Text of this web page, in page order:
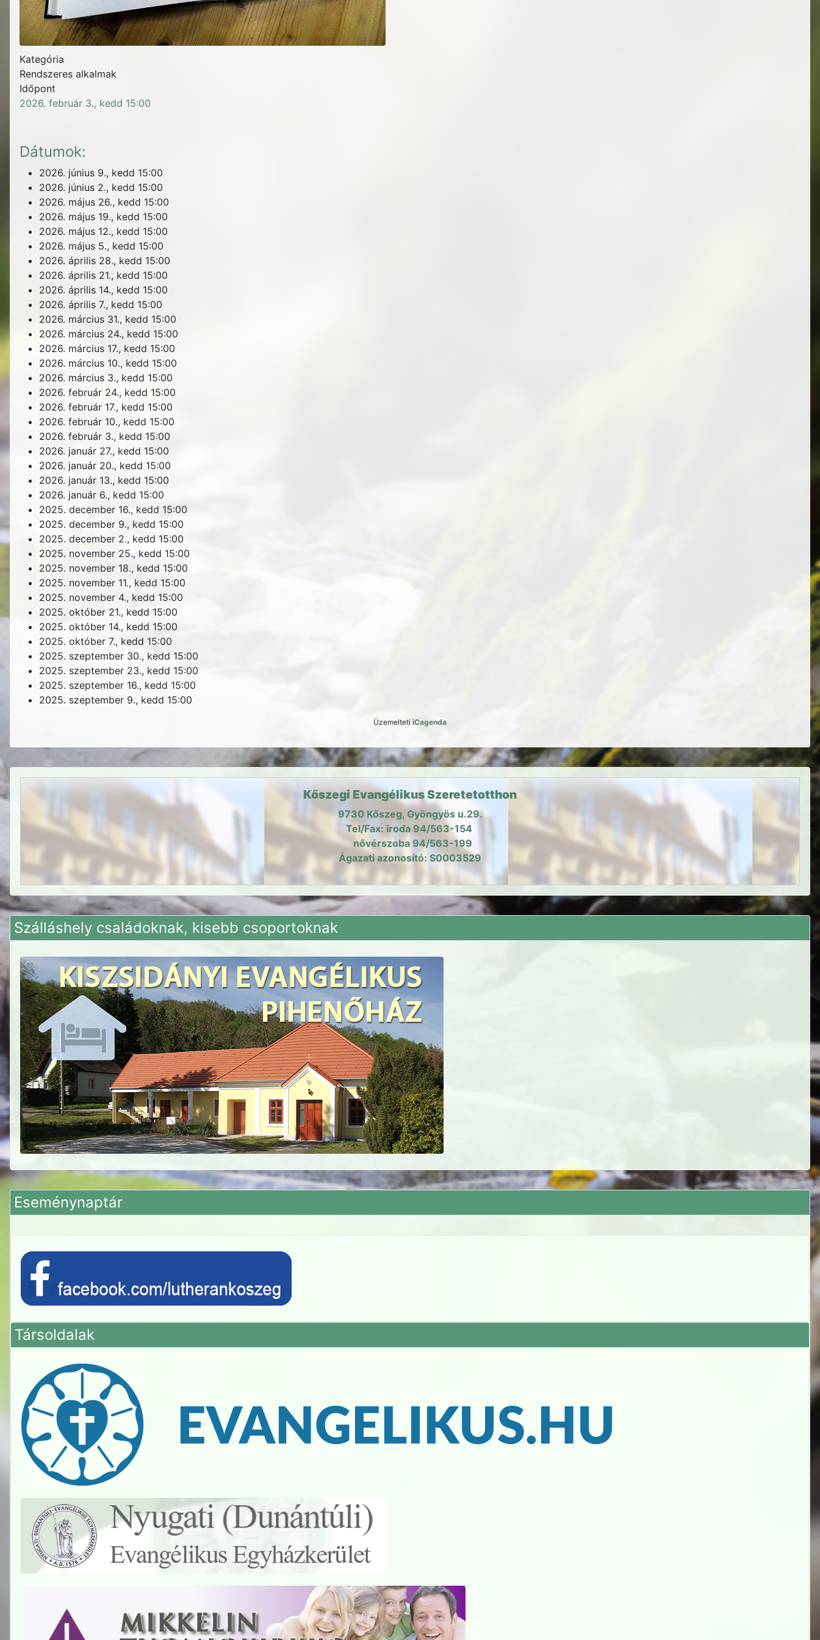
Kategória
Rendszeres alkalmak
Időpont
2026. február 3., kedd 15:00
Dátumok:
2026. június 9., kedd 15:00
2026. június 2., kedd 15:00
2026. május 26., kedd 15:00
2026. május 19., kedd 15:00
2026. május 12., kedd 15:00
2026. május 5., kedd 15:00
2026. április 28., kedd 15:00
2026. április 21., kedd 15:00
2026. április 14., kedd 15:00
2026. április 7., kedd 15:00
2026. március 31., kedd 15:00
2026. március 24., kedd 15:00
2026. március 17., kedd 15:00
2026. március 10., kedd 15:00
2026. március 3., kedd 15:00
2026. február 24., kedd 15:00
2026. február 17., kedd 15:00
2026. február 10., kedd 15:00
2026. február 3., kedd 15:00
2026. január 27., kedd 15:00
2026. január 20., kedd 15:00
2026. január 13., kedd 15:00
2026. január 6., kedd 15:00
2025. december 16., kedd 15:00
2025. december 9., kedd 15:00
2025. december 2., kedd 15:00
2025. november 25., kedd 15:00
2025. november 18., kedd 15:00
2025. november 11., kedd 15:00
2025. november 4., kedd 15:00
2025. október 21., kedd 15:00
2025. október 14., kedd 15:00
2025. október 7., kedd 15:00
2025. szeptember 30., kedd 15:00
2025. szeptember 23., kedd 15:00
2025. szeptember 16., kedd 15:00
2025. szeptember 9., kedd 15:00
Üzemelteti iCagenda
Kőszegi Evangélikus Szeretetotthon
9730 Kőszeg, Gyöngyös u.29.
Tel/Fax: iroda 94/563-154
nővérszoba 94/563-199
Ágazati azonosító: S0003529
Szálláshely családoknak, kisebb csoportoknak
Eseménynaptár
Társoldalak